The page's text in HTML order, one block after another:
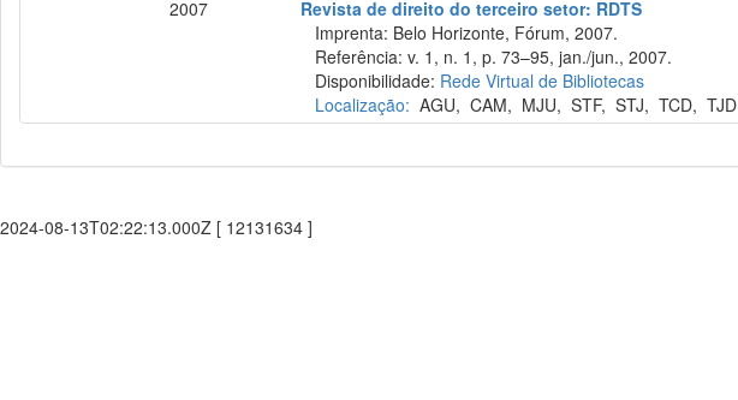
2007
Revista de direito do terceiro setor: RDTS
Imprenta: Belo Horizonte, Fórum, 2007.
Referência: v. 1, n. 1, p. 73–95, jan./jun., 2007.
Disponibilidade: Rede Virtual de Bibliotecas
Localização: AGU,CAM, MJU,STF,STJ,TCD,TJD
2024-08-13T02:22:13.000Z [ 12131634 ]